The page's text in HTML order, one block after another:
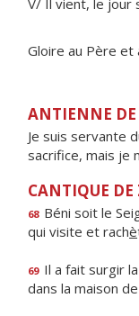
V/ Il vient, le jour
Gloire au Père et
ANTIENNE
Je suis servante
sacrifice, mais je
CANTIQUE
68 Béni soit le
qui visite et rachè
69 Il a fait surgir
dans la maison